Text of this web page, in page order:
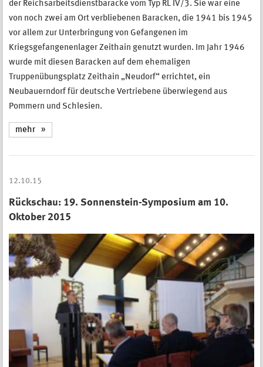
der Reichsarbeitsdienstbaracke vom Typ RL IV/3. Sie war eine
von noch zwei am Ort verbliebenen Baracken, die 1941 bis 1945
vor allem zur Unterbringung von Gefangenen im
Kriegsgefangenenlager Zeithain genutzt wurden. Im Jahr 1946
wurde mit diesen Baracken auf dem ehemaligen
Truppenübungsplatz Zeithain „Neudorf“ errichtet, ein
Neubauerndorf für deutsche Vertriebene überwiegend aus
Pommern und Schlesien.
mehr
12.10.15
Rückschau: 19. Sonnenstein-Symposium am 10.
Oktober 2015